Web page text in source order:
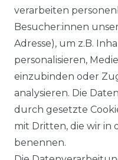
FILTER
verarbeiten
Besucher:innen
Adresse), um z.B.
personalisieren,
einzubinden oder
analysieren. Die
durch gesetzte
mit Dritten, die wir in
benennen.